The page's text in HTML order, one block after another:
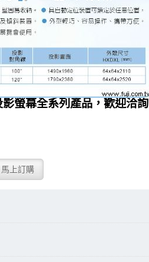
螢幕全系列產品，歡迎洽詢